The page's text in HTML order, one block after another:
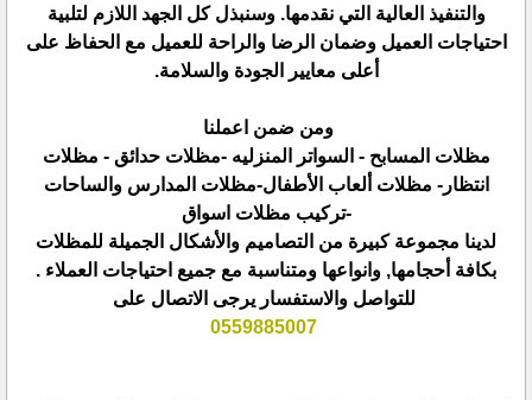
والتنفيذ العالية التي نقدمها. وسنبذل كل الجهد اللازم لتلبية
احتياجات العميل وضمان الرضا والراحة للعميل مع الحفاظ على
أعلى معايير الجودة والسلامة.
ومن ضمن اعملنا
مظلات المسابح - السواتر المنزليه -مظلات حدائق - مظلات
انتظار- مظلات ألعاب الأطفال-مظلات المدارس والساحات
-تركيب مظلات اسواق
لدينا مجموعة كبيرة من التصاميم والأشكال الجميلة للمظلات
بكافة أحجامها, وانواعها ومتناسبة مع جميع احتياجات العملاء .
للتواصل والاستفسار يرجى الاتصال على
0559885007